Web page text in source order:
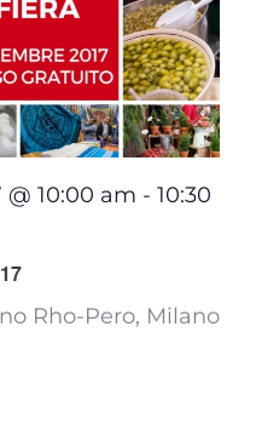
@ 10:00 am - 10:30
Rho-Pero, Milano